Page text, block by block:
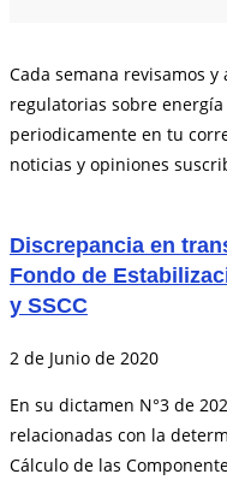
Cada semana revisamos
regulatorias sobre
periodicamente en tu
noticias y opiniones
Discrepancia en
Fondo de
y SSCC
2 de Junio de 2020
En su dictamen N°3 de
relacionadas con la
Cálculo de las